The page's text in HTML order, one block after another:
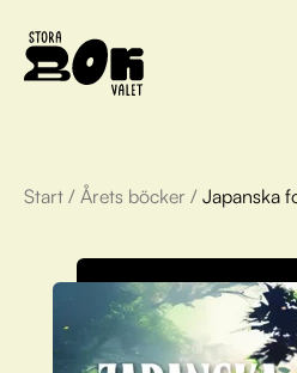
Årets böcker
Om Stora
Olivia tipsar
Start / Årets böcker / Japanska